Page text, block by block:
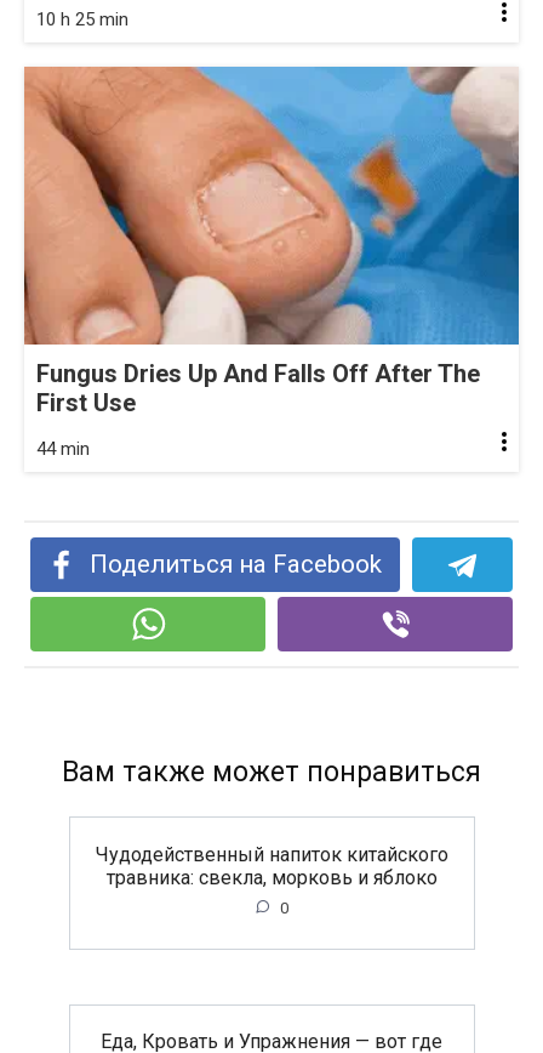
10 h 25 min
Fungus Dries Up And Falls Off After The
First Use
44 min
Поделиться на Facebook
Вам также может понравиться
Чудодейственный напиток китайского
травника: свекла, морковь и яблоко
0
Еда, Кровать и Упражнения — вот где